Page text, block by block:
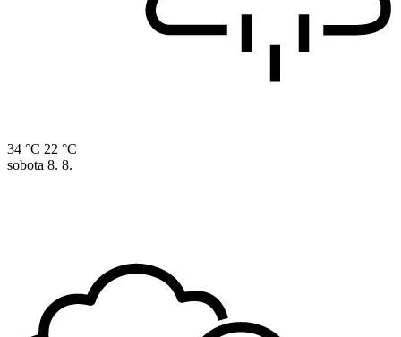
34 °C 22 °C
sobota 8. 8.